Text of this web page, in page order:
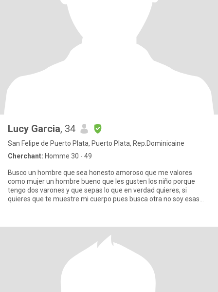
Lucy Garcia, 34
San Felipe de Puerto Plata, Puerto Plata, Rep.Dominicaine
Cherchant: Homme 30 - 49
Busco un hombre que sea honesto amoroso que me valores
como mujer un hombre bueno que les gusten los niño porque
tengo dos varones y que sepas lo que en verdad quieres, si
quieres que te muestre mi cuerpo pues busca otra no soy esas